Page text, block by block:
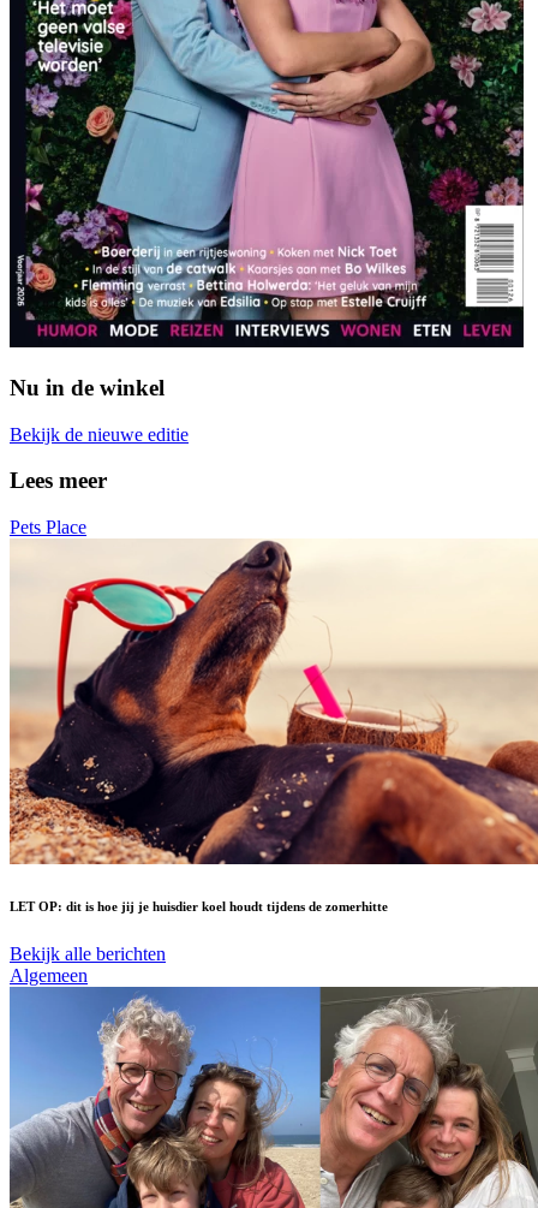
Nu in de winkel
Bekijk de nieuwe editie
Lees meer
Pets Place
LET OP: dit is hoe jij je huisdier koel houdt tijdens de zomerhitte
Bekijk alle berichten
Algemeen